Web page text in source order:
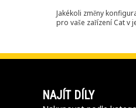
Jakékoli změny
pro vaše zařízení Cat v
NAJÍT DÍLY